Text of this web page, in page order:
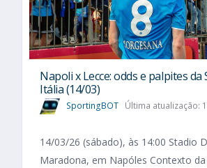
Napoli x Lecce: odds e palpites da
Itália (14/03)
SportingBOT Última atualização:
14/03/26 (sábado), às 14:00 Stadio
Maradona, em Napóles Contexto